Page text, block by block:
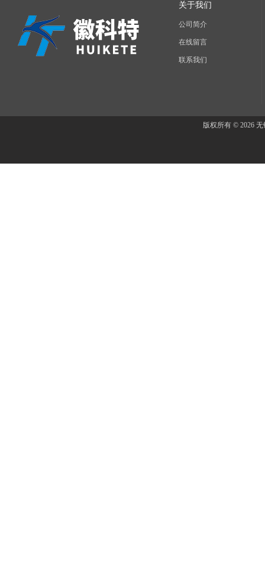
关于我们
公司简介
在线留言
联系我们
版权所有 © 2026